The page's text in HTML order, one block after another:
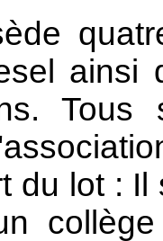
ainsi
du lot : Il